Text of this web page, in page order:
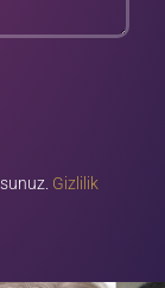
Gizlilik